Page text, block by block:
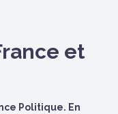
et
Politique. En